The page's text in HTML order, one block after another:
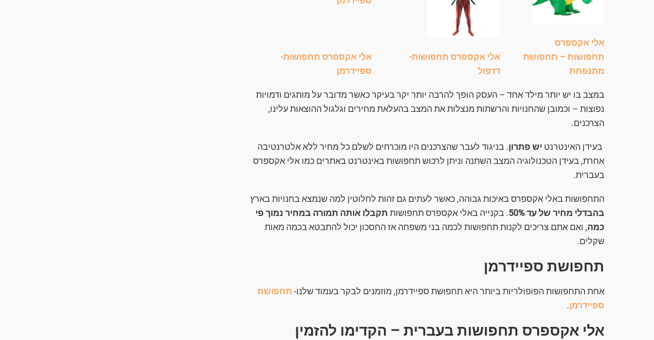
אלי אקספרס
תחפושות – תחפושת
מתנפחת
אלי אקספרס תחפושות-
דדפול
אלי אקספרס תחפושות-
ספיידרמן
במצב בו יש יותר מילד אחד – העסק הופך להרבה יותר יקר בעיקר כאשר מדובר על מותגים ודמויות
נפוצות – וכמובן שהחנויות והרשתות מנצלות את המצב בהעלאת מחירים וגלגול ההוצאות עלינו,
הצרכנים.
בעידן האינטרנט יש פתרון. בניגוד לעבר שהצרכנים היו מוכרחים לשלם כל מחיר ללא אלטרנטיבה
אחרת, בעידן הטכנולוגיה המצב השתנה וניתן לרכוש תחפושות באינטרנט באתרים כמו אלי אקספרס
בעברית.
התחפושות באלי אקספרס באיכות גבוהה, כאשר לעתים גם זהות לחלוטין למה שנמצא בחנויות בארץ
בהבדלי מחיר של עד 50%
. בקנייה באלי אקספרס תחפושות תקבלו אותה תמורה במחיר נמוך פי
כמה, ואם אתם צריכים לקנות תחפושות לכמה בני משפחה אז החסכון יכול להתבטא בכמה מאות
שקלים.
תחפושת ספיידרמן
אחת התחפושות הפופולריות ביותר היא תחפושת ספיידרמן, מוזמנים לבקר בעמוד שלנו- תחפושת
ספיידרמן.
אלי אקספרס תחפושות בעברית – הקדימו להזמין